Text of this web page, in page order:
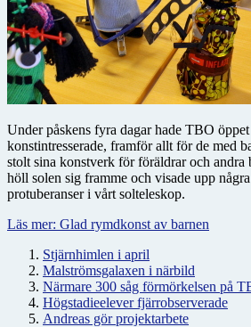
Under påskens fyra dagar hade TBO
konstintresserade, framför allt för de med
stolt sina konstverk för föräldrar och andra
höll solen sig framme och visade upp
protuberanser i vårt solteleskop.
Läs mer: Glad rymdkonst av barnen
Stjärnhimlen i april
Malströmsgalaxen i närbild
Närmare 300 såg förmörkelsen på
Högstadieelever fjärrobserverade
Andreas gör projektarbete